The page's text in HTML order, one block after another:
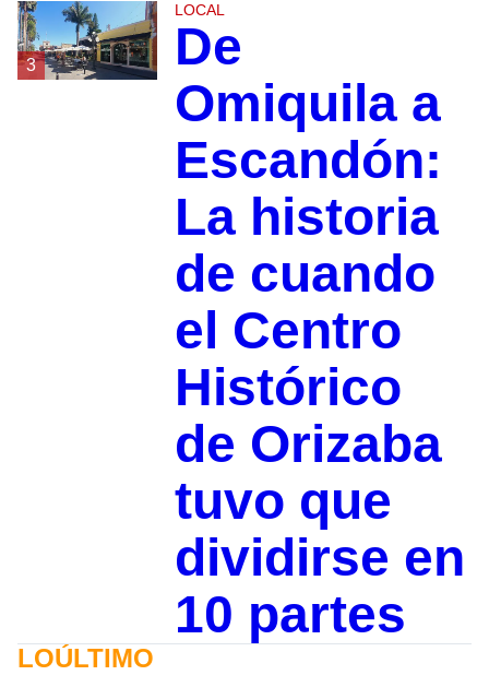
3
LOCAL
De
Omiquila a
Escandón:
La historia
de cuando
el Centro
Histórico
de Orizaba
tuvo que
dividirse en
10 partes
LOÚLTIMO